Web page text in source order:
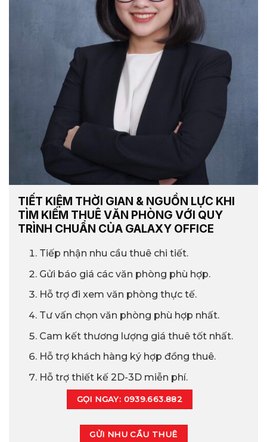
TIẾT KIỆM THỜI GIAN & NGUỒN LỰC KHI
TÌM KIẾM THUÊ VĂN PHÒNG VỚI QUY
TRÌNH CHUẨN CỦA GALAXY OFFICE
Tiếp nhận nhu cầu thuê chi tiết.
Gửi báo giá các văn phòng phù hợp.
Hỗ trợ đi xem văn phòng thực tế.
Tư vấn chọn văn phòng phù hợp nhất.
Cam kết thương lượng giá thuê tốt nhất.
Hỗ trợ khách hàng ký hợp đồng thuê.
Hỗ trợ thiết kế 2D-3D miễn phí.
GỌI NGAY: 0939.663.882
GỬI NHU CẦU THUÊ